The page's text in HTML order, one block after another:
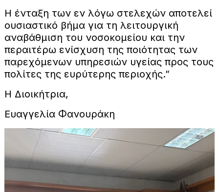
Η ένταξη των εν λόγω στελεχών αποτελεί
ουσιαστικό βήμα για τη λειτουργική
αναβάθμιση του νοσοκομείου και την
περαιτέρω ενίσχυση της ποιότητας των
παρεχόμενων υπηρεσιών υγείας προς τους
πολίτες της ευρύτερης περιοχής.”
Η Διοικήτρια,
Ευαγγελία Φανουράκη